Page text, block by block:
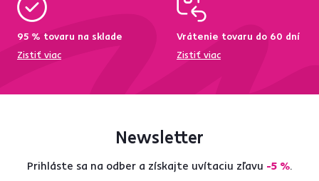
95 % tovaru na sklade
Zistiť viac
Vrátenie tovaru do 60 dní
Zistiť viac
Newsletter
Prihláste sa na odber a získajte uvítaciu zľavu -5 %.